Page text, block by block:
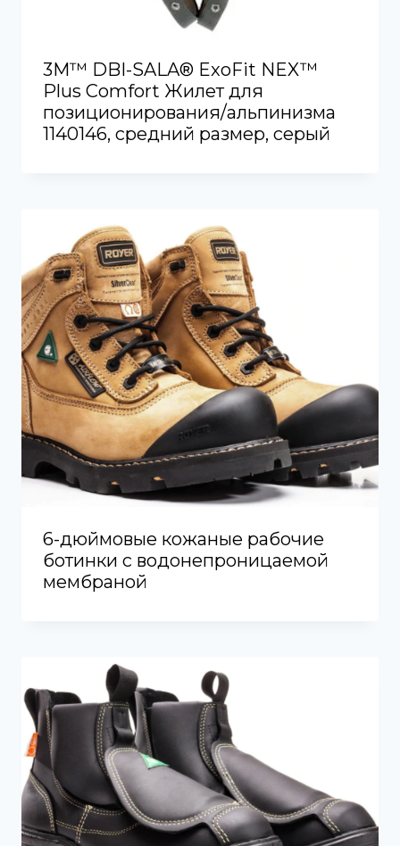
3M™ DBI-SALA® ExoFit NEX™
Plus Comfort Жилет для
позиционирования/альпинизма
1140146, средний размер, серый
6-дюймовые кожаные рабочие
ботинки с водонепроницаемой
мембраной